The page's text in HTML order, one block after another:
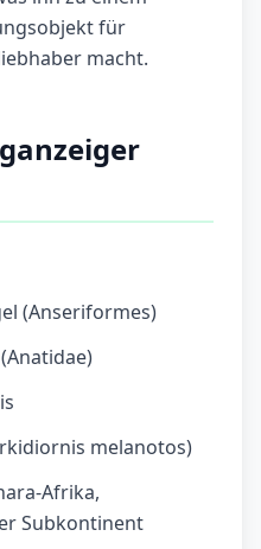
für
macht.
(Anseriformes)
melanotos)
Afrika,
Subkontinent